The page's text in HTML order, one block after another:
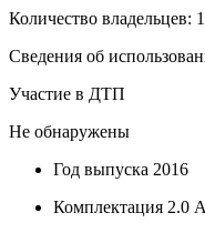
Количество владельцев:
Сведения об
Участие в ДТП
Не обнаружены
Год выпуска 2016
Комплектация 2.0